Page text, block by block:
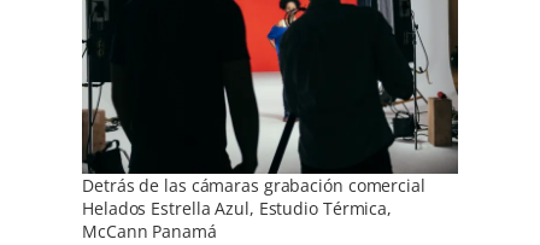
Detrás de las cámaras grabación comercial
Helados Estrella Azul, Estudio Térmica,
McCann Panamá